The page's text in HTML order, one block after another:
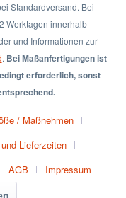
Standardversand. Bei
Werktagen innerhalb
und Informationen zur
. Bei Maßanfertigungen ist
erforderlich, sonst
/ Maßnehmen
Lieferzeiten
AGB Impressum